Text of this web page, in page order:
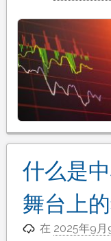
什么是
舞台上
在 2025年9月